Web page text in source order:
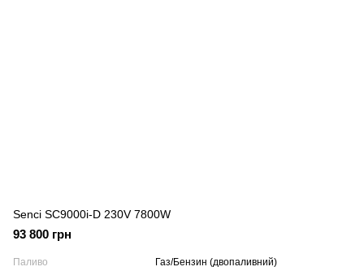
Senci SC9000i-D 230V 7800W
93 800 грн
Паливо
Газ/Бензин (двопаливний)